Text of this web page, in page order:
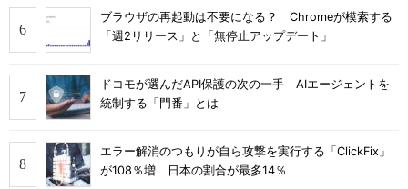
ブラウザの再起動は不要になる？ Chromeが模索する
「週2リリース」と「無停止アップデート」
ドコモが選んだAPI保護の次の一手 AIエージェントを
統制する「門番」とは
エラー解消のつもりが自ら攻撃を実行する「ClickFix」
が108％増 日本の割合が最多14％